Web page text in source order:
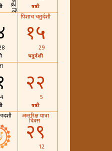
षष्ठी
पिशाच चतुर्दशी
१५
29
चतुर्दशी
4
२२
5
षष्ठी
अन्तरिक्ष यात्रा
दिवस
२९
12